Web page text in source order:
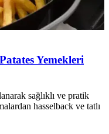
Yemekleri
sağlıklı ve pratik
hasselback ve tatlı